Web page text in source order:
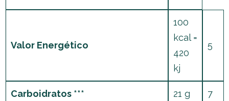
Valor Energético
100
kcal =
420
kj
5
Carboidratos *** 21 g 7